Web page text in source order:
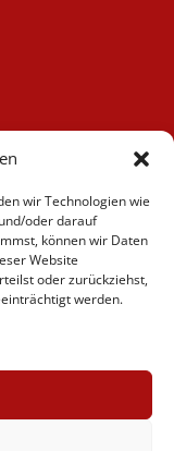
wir Technologien wie
oder darauf
können wir Daten
Website
oder zurückziehst,
werden.